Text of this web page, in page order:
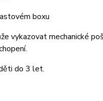
boxu
vykazovat mechanické
do 3 let.